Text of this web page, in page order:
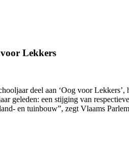
Lekkers
deel aan ‘Oog voor
geleden: een stijging van
en tuinbouw”, zegt Vlaams